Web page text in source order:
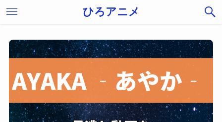
ひろアニメ